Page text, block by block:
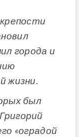
города и
жизни.
был
«оградой